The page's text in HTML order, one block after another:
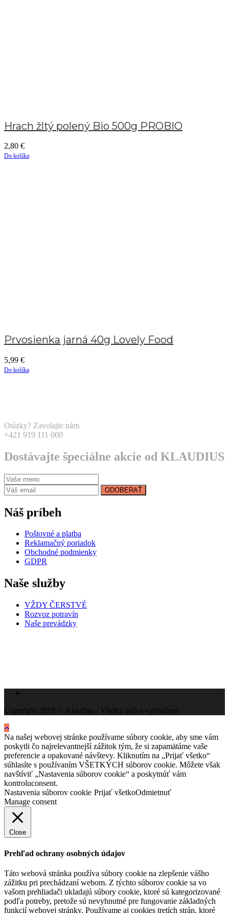
Hrach žltý polený Bio 500g PROBIO
2,80 €
Do košíka
Prvosienka jarná 40g Lovely Food
5,99 €
Do košíka
Otázky? Zavolajte nám
+421 919 111 000
Dostávajte špeciálne akcie od KLAUDIUS
ODOBERAŤ
Náš príbeh
Poštovné a platba
Reklamačný poriadok
Obchodné podmienky
GDPR
Naše služby
VŽDY ČERSTVÉ
Rozvoz potravín
Naše prevádzky
Copyright 2019 © Klaudius | Všetky práva vyhradené
Na našej webovej stránke používame súbory cookie, aby sme vám
poskytli čo najrelevantnejší zážitok tým, že si zapamätáme vaše
preferencie a opakované návštevy. Kliknutím na „Prijať všetko“
súhlasíte s používaním VŠETKÝCH súborov cookie. Môžete však
navštíviť „Nastavenia súborov cookie“ a poskytnúť vám
kontroluconsent.
Nastavenia súborov cookie Prijať všetkoOdmietnuť
Manage consent
Close
Prehľad ochrany osobných údajov
Táto webová stránka používa súbory cookie na zlepšenie vášho
zážitku pri prechádzaní webom. Z týchto súborov cookie sa vo
vašom prehliadači ukladajú súbory cookie, ktoré sú kategorizované
podľa potreby, pretože sú nevyhnutné pre fungovanie základných
funkcií webovej stránky. Používame aj cookies tretích strán, ktoré